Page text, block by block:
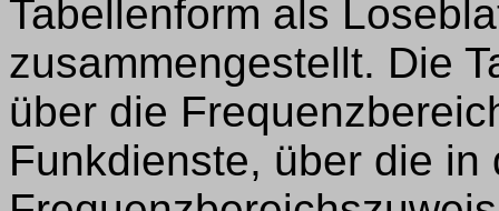
Tabellenform als
zusammengestellt. Die
über die
Funkdienste, über die in